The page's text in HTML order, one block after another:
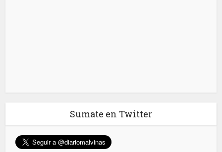
Sumate en Twitter